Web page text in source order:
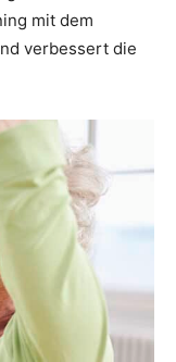
mit dem
verbessert die